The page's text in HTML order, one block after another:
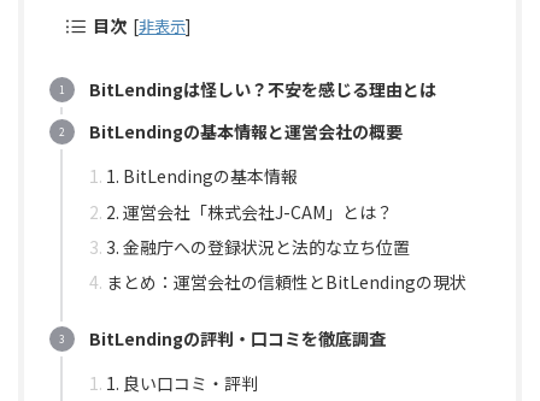
目次 [非表示]
BitLendingは怪しい？不安を感じる理由とは
BitLendingの基本情報と運営会社の概要
1. BitLendingの基本情報
2. 運営会社「株式会社J-CAM」とは？
3. 金融庁への登録状況と法的な立ち位置
まとめ：運営会社の信頼性とBitLendingの現状
BitLendingの評判・口コミを徹底調査
1. 良い口コミ・評判